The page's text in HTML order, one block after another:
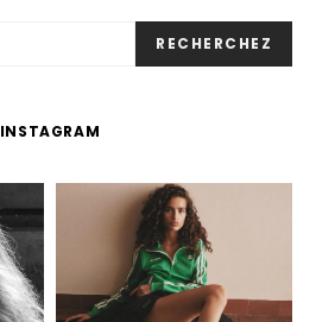
RECHERCHEZ
INSTAGRAM